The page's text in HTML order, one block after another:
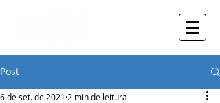
Post
6 de set. de 2021 2 min de leitura